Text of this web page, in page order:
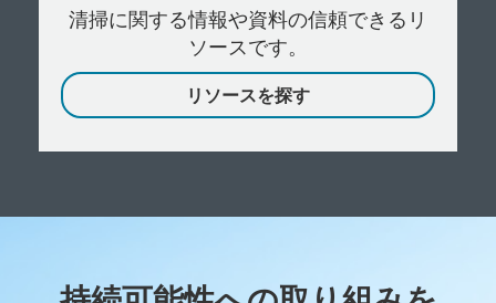
清掃に関する情報や資料の信頼できるリ
ソースです。
リソースを探す